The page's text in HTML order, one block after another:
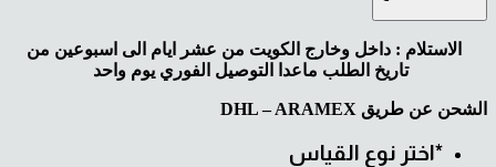
الاستلام : داخل وخارج الكويت من عشر ايام الى اسبوعين من
تاريخ الطلب ماعدا التوصيل الفوري يوم واحد
الشحن عن طريق DHL – ARAMEX
*اختر نوع القياس